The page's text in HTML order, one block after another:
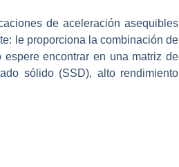
de aceleración asequibles
le proporciona la combinación de
encontrar en una matriz de
sólido (SSD), alto rendimiento